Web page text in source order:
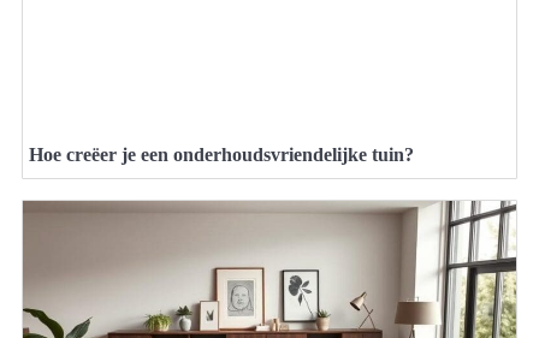
Hoe creëer je een onderhoudsvriendelijke tuin?